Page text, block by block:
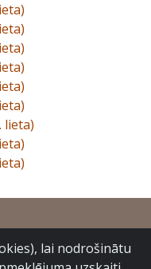
lieta)
paziņojums
arhīvs 2007-2026
lai nodrošinātu